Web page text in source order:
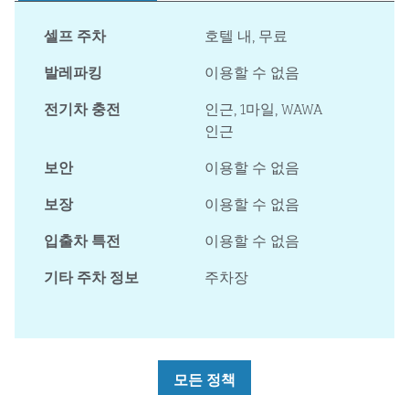
셀프 주차 호텔 내, 무료
발레파킹
이용할 수 없음
전기차 충전
인근, 1마일, WAWA
인근
보안
이용할 수 없음
보장
이용할 수 없음
입출차 특전
이용할 수 없음
기타 주차 정보
주차장
모든 정책